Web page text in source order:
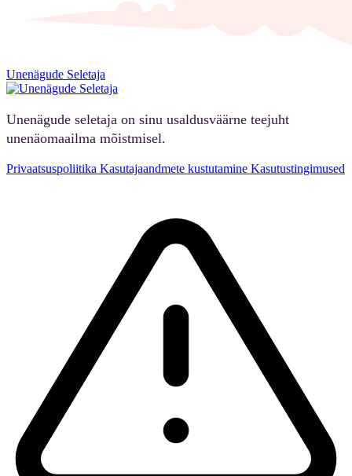
Unenägude Seletaja
Unenägude seletaja on sinu usaldusväärne teejuht
unenäomaailma mõistmisel.
Privaatsuspoliitika Kasutajaandmete kustutamine Kasutustingimused